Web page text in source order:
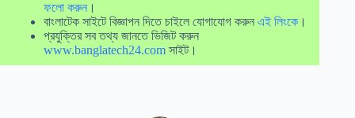
ফলো করুন ।
বাংলাটেক সাইটে বিজ্ঞাপন দিতে চাইলে যোগাযোগ করুন এই লিংকে ।
প্রযুক্তির সব তথ্য জানতে ভিজিট করুন
www.banglatech24.com সাইট।